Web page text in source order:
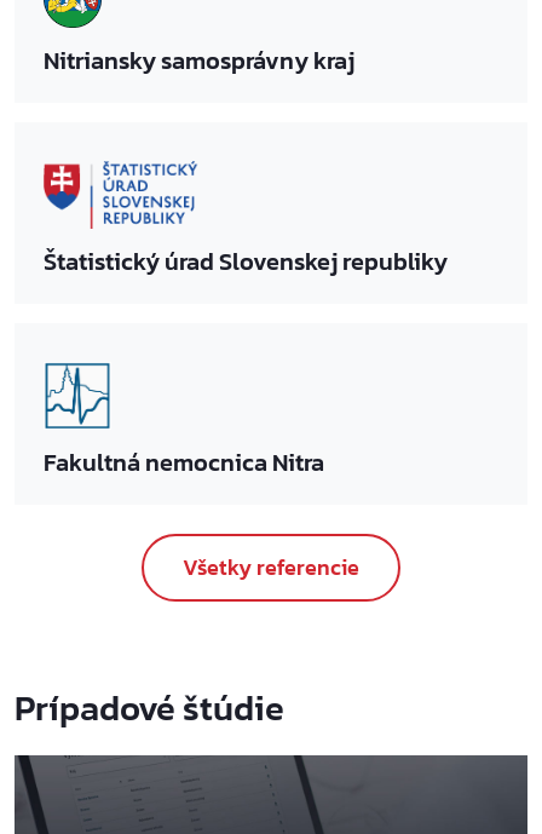
Nitriansky samosprávny kraj
Štatistický úrad Slovenskej republiky
Fakultná nemocnica Nitra
Všetky referencie
Prípadové štúdie